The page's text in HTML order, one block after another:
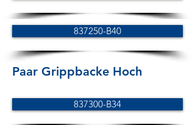
837250-B40
Paar Grippbacke Hoch
837300-B34